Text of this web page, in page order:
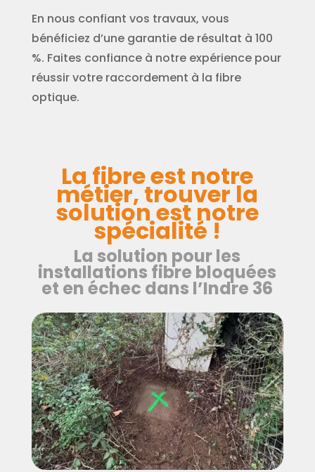
En nous confiant vos travaux, vous
bénéficiez d’une garantie de résultat à 100
%. Faites confiance à notre expérience pour
réussir votre raccordement à la fibre
optique.
La fibre est notre
métier, trouver la
solution est notre
spécialité !
La solution pour les
installations fibre bloquées
et en échec dans l’Indre 36